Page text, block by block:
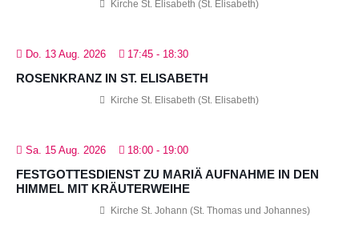
Kirche St. Elisabeth (St. Elisabeth)
Do. 13 Aug. 2026 17:45 - 18:30
ROSENKRANZ IN ST. ELISABETH
Kirche St. Elisabeth (St. Elisabeth)
Sa. 15 Aug. 2026 18:00 - 19:00
FESTGOTTESDIENST ZU MARIÄ AUFNAHME IN DEN
HIMMEL MIT KRÄUTERWEIHE
Kirche St. Johann (St. Thomas und Johannes)